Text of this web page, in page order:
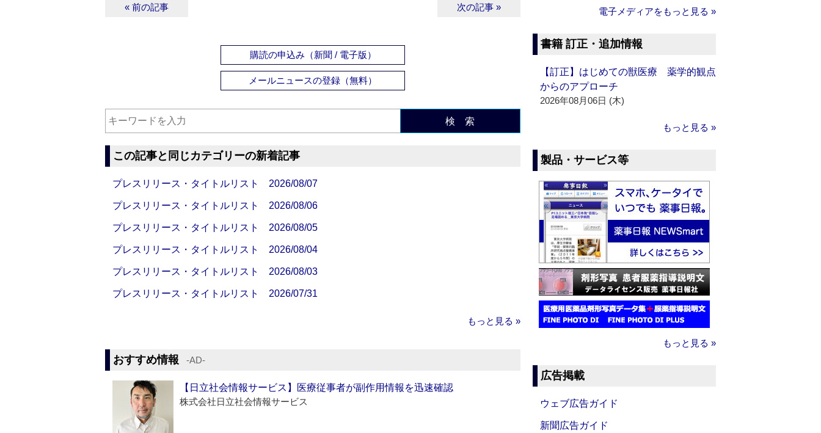
« 前の記事 次の記事 »
購読の申込み（新聞 / 電子版）
メールニュースの登録（無料）
検 索
この記事と同じカテゴリーの新着記事
プレスリリース・タイトルリスト 2026/08/07
プレスリリース・タイトルリスト 2026/08/06
プレスリリース・タイトルリスト 2026/08/05
プレスリリース・タイトルリスト 2026/08/04
プレスリリース・タイトルリスト 2026/08/03
プレスリリース・タイトルリスト 2026/07/31
もっと見る »
おすすめ情報 ‐AD‐
【日立社会情報サービス】医療従事者が副作用情報を迅速確認
株式会社日立社会情報サービス
電子メディアをもっと見る »
書籍 訂正・追加情報
【訂正】はじめての獣医療 薬学的観点
からのアプローチ
2026年08月06日 (木)
もっと見る »
製品・サービス等
もっと見る »
広告掲載
ウェブ広告ガイド
新聞広告ガイド